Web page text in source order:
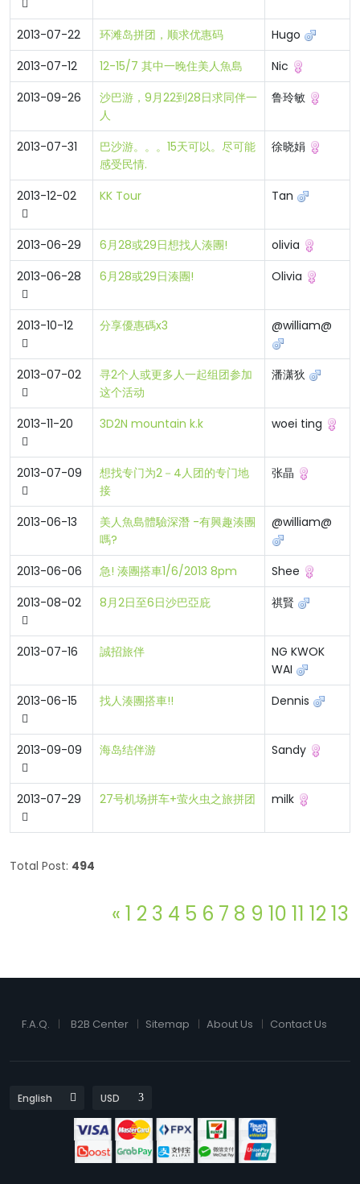
2013-07-22 环滩岛拼团，顺求优惠码
Hugo
2013-07-12
12-15/7 其中一晚住美人魚島
Nic
2013-09-26
沙巴游，9月22到28日求同伴一
人
鲁玲敏
2013-07-31
巴沙游。。。15天可以。尽可能
感受民情.
徐晓娟
2013-12-02 KK Tour Tan
2013-06-29 6月28或29日想找人湊團!
olivia
2013-06-28
6月28或29日湊團! Olivia
2013-10-12 分享優惠碼x3 @william@
2013-07-02
寻2个人或更多人一起组团参加
这个活动
潘潇狄
2013-11-20 3D2N mountain k.k woei ting
2013-07-09
想找专门为2－4人团的专门地
接
张晶
2013-06-13
美人魚島體驗深潛 -有興趣湊團
嗎?
@william@
2013-06-06 急! 湊團搭車1/6/2013 8pm
Shee
2013-08-02
8月2日至6日沙巴亞庇 祺賢
2013-07-16 誠招旅伴
NG KWOK
WAI
2013-06-15
找人湊團搭車!! Dennis
2013-09-09 海岛结伴游 Sandy
2013-07-29 27号机场拼车+萤火虫之旅拼团 milk
Total Post: 494
« 1 2 3 4 5 6 7 8 9 10 11 12 13
F.A.Q. B2B Center Sitemap About Us Contact Us